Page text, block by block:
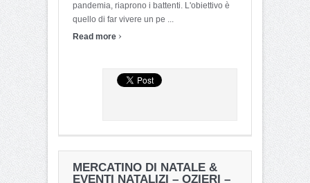
pandemia, riaprono i battenti. L'obiettivo è
quello di far vivere un pe ...
Read more ›
MERCATINO DI NATALE &
EVENTI NATALIZI – OZIERI –